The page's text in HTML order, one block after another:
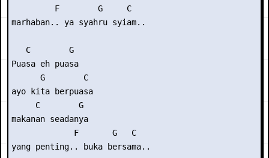
         F        G     C
marhaban.. ya syahru syiam..
   C        G
Puasa eh puasa
      G        C
ayo kita berpuasa
     C        G
makanan seadanya
             F       G   C
yang penting.. buka bersama..